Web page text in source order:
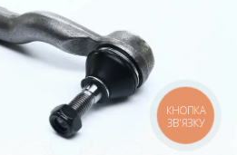
КНОПКА
ЗВ'ЯЗКУ